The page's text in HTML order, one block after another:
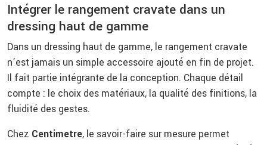
Intégrer le rangement cravate dans un
dressing haut de gamme
Dans un dressing haut de gamme, le rangement cravate
n’est jamais un simple accessoire ajouté en fin de projet.
Il fait partie intégrante de la conception. Chaque détail
compte : le choix des matériaux, la qualité des finitions, la
fluidité des gestes.
Chez Centimetre, le savoir-faire sur mesure permet